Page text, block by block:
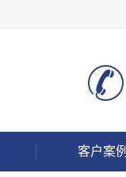
客户案例